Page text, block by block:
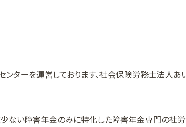
ンターを運営しております、社会保険労務士法人
ない障害年金のみに特化した障害年金専門の社労